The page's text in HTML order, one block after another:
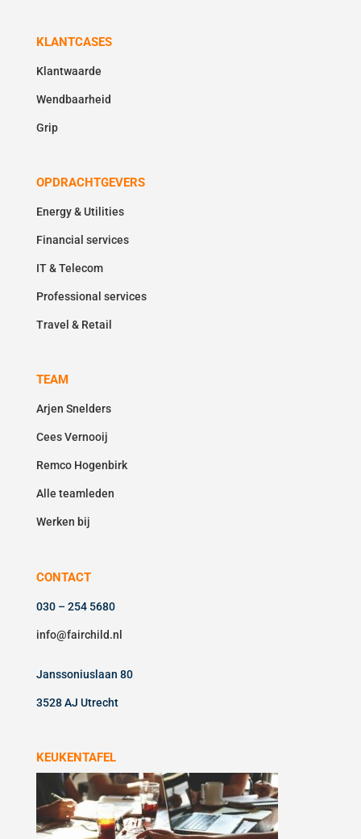
KLANTCASES
Klantwaarde
Wendbaarheid
Grip
OPDRACHTGEVERS
Energy & Utilities
Financial services
IT & Telecom
Professional services
Travel & Retail
TEAM
Arjen Snelders
Cees Vernooij
Remco Hogenbirk
Alle teamleden
Werken bij
CONTACT
030 – 254 5680
info@fairchild.nl
Janssoniuslaan 80
3528 AJ Utrecht
KEUKENTAFEL